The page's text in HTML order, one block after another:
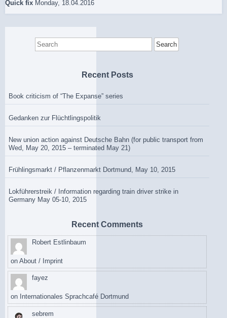
Quick fix Monday, 18.04.2016
Search
for:
Recent Posts
Book criticism of “The Expanse” series
Gedanken zur Flüchtlingspolitik
New union action against Deutsche Bahn (for public transport from
Wed, May 20, 2015 – terminated May 21)
Frühlingsmarkt / Pflanzenmarkt Dortmund, May 10, 2015
Lokführerstreik / Information regarding train driver strike in
Germany May 05-10, 2015
Recent Comments
Robert Estlinbaum
on About / Imprint
fayez
on Internationales Sprachcafé Dortmund
sebrem